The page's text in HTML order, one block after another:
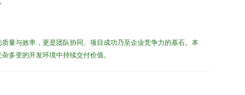
量与效率，更是团队协同、项目成功乃至企业竞争力的基石。本
多变的开发环境中持续交付价值。